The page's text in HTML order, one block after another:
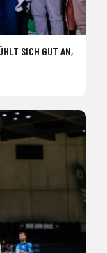
SICH GUT AN,